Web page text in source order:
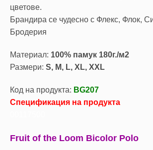
цветове.
Брандира се чудесно с Флекс, Флок,
Бродерия
Материал: 100% памук 180г./м2
Размери: S, M, L, XL, XXL
Код на продукта: BG207
Спецификация на продукта
Fruit of the Loom Bicolor Polo